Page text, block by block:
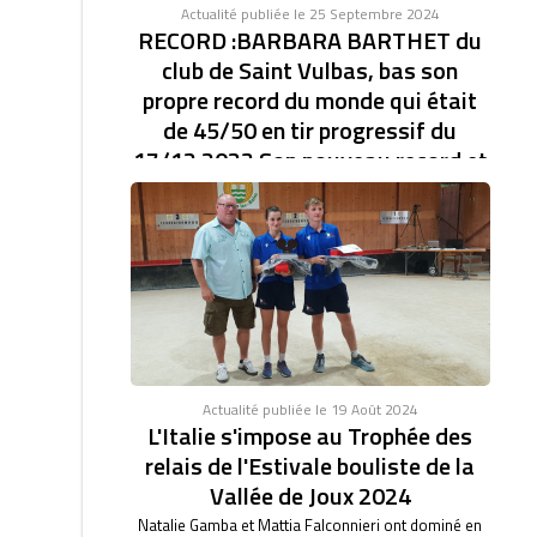
Actualité publiée le 25 Septembre 2024
RECORD :BARBARA BARTHET du
club de Saint Vulbas, bas son
propre record du monde qui était
de 45/50 en tir progressif du
17/12 2023 Son nouveau record et
de 46/47.établi à la coupe d'Europe
des clubs féminin.
RECORD DU MONDE EN TIR PROGRESSIF AVEC
46/47. BARBARA BARTHET du club de Saint Vulbas,
bas son...
Actualité publiée le 19 Août 2024
L'Italie s'impose au Trophée des
relais de l'Estivale bouliste de la
Vallée de Joux 2024
Natalie Gamba et Mattia Falconnieri ont dominé en